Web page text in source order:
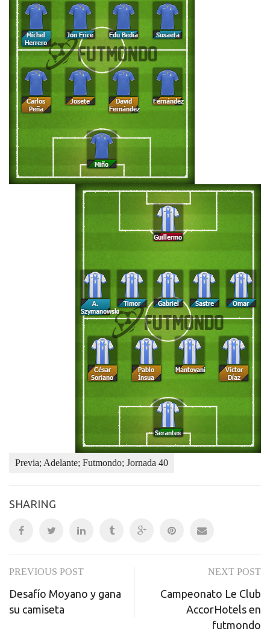
Previa; Adelante; Futmondo; Jornada 40
SHARING
Post
navigation
PREVIOUS POST
Desafío Moyano y gana
su camiseta
NEXT POST
Campeonato Le Club
AccorHotels en
futmondo